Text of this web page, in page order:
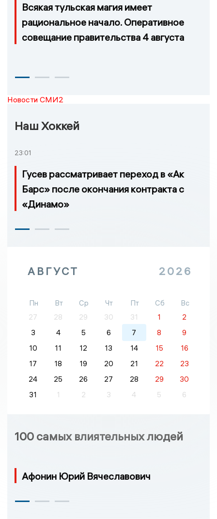
Всякая тульская магия имеет
рациональное начало. Оперативное
совещание правительства 4 августа
Новости СМИ2
Наш Хоккей
23:01
Гусев рассматривает переход в «Ак
Барс» после окончания контракта с
«Динамо»
АВГУСТ 2026
Пн Вт Ср Чт Пт Сб
Вс
27
28 29 30 31 1
2
3
4 5 6 7 8
9
10
11 12 13 14 15
16
17
18 19 20 21 22
23
24
25 26 27 28 29
30
31
1 2 3 4 5 6
100 самых влиятельных людей
Афонин Юрий Вячеславович